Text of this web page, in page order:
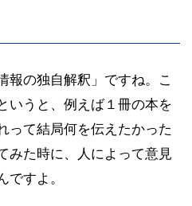
報の独自解釈」ですね。こ
いうと、例えば１冊の本を
って結局何を伝えたかった
みた時に、人によって意見
ですよ。